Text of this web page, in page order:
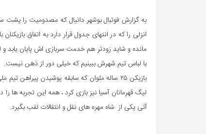
به گزارش فوتبال بوشهر دانیال که مصدومیت را پشت
انزلی را که در انتهای جدول قرار دارد به اتفاق
مانده و شاید زودتر هم خدمت سربازی اش پایان یابد
با لباس تیم شهرش ببینیم که خیلی دور از ذهن نیست.
بازیکن ۲۵ ساله ملوان که سابقه پوشیدن پیراهن
لیگ قهرمانان آسیا نیز بازی کرد ، همه این تجربه
آتی یکی از شاه مهره های نقل و انتقالات لقب بگیرد.